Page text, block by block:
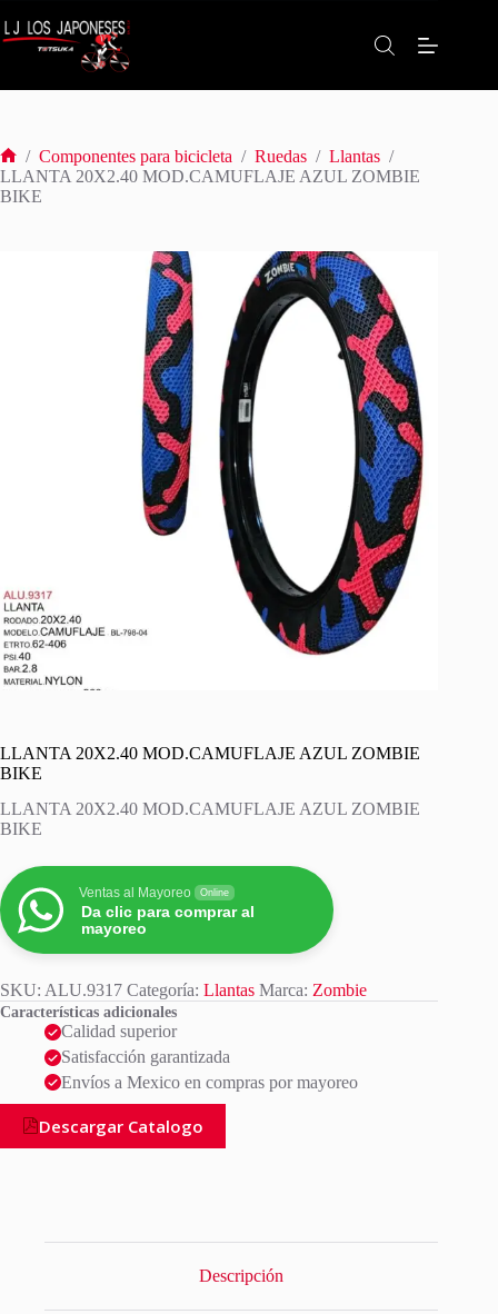
al
contenido
Inicio
/ Componentes para bicicleta / Ruedas / Llantas /
LLANTA 20X2.40 MOD.CAMUFLAJE AZUL ZOMBIE
BIKE
LLANTA 20X2.40 MOD.CAMUFLAJE AZUL ZOMBIE
BIKE
LLANTA 20X2.40 MOD.CAMUFLAJE AZUL ZOMBIE
BIKE
Ventas al Mayoreo Online
Da clic para comprar al
mayoreo
SKU: ALU.9317 Categoría: Llantas Marca: Zombie
Características adicionales
Calidad superior
Satisfacción garantizada
Envíos a Mexico en compras por mayoreo
Descargar Catalogo
Descripción